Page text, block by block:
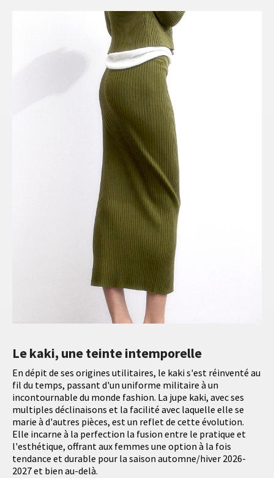
Le kaki, une teinte intemporelle
En dépit de ses origines utilitaires, le kaki s'est réinventé au
fil du temps, passant d'un uniforme militaire à un
incontournable du monde fashion. La jupe kaki, avec ses
multiples déclinaisons et la facilité avec laquelle elle se
marie à d'autres pièces, est un reflet de cette évolution.
Elle incarne à la perfection la fusion entre le pratique et
l'esthétique, offrant aux femmes une option à la fois
tendance et durable pour la saison automne/hiver 2026-
2027 et bien au-delà.